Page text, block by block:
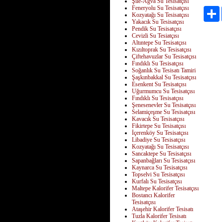
Feneryolu Su Tesisatçısı
Kozyatağı Su Tesisatçısı
Yakacık Su Tesisatçısı
Pendik Su Tesisatçısı
Cevizli Su Tesiatçısı
Altıntepe Su Tesisatçısı
Kızıltoprak Su Tesisatçısı
Çiftehavuzlar Su Tesisatçısı
Fındıklı Su Tesisatçısı
Soğanlık Su Tesisatı Tamiri
Şaşkınbakkal Su Tesisatçısı
Esenkent Su Tesisatçısı
Uğurmumcu Su Tesisatçısı
Fındıklı Su Tesisatçısı
Şenesenevler Su Tesisatçısı
Selamiçeşme Su Tesisatçısı
Kavacık Su Tesisatçısı
Fikirtepe Su Tesisatçısı
İçerenköy Su Tesisatçısı
Libadiye Su Tesisatçısı
Kozyatağı Su Tesisatçısı
Sancaktepe Su Tesisatçısı
Sapanbağları Su Tesisatçısı
Kaynarca Su Tesisatçısı
Topselvi Su Tesisatçısı
Kurfalı Su Tesisatçısı
Maltepe Kalorifer Tesisatçısı
Bostancı Kalorifer
Tesisatçısı
Ataşehir Kalorifer Tesisatı
Tuzla Kalorifer Tesisatı